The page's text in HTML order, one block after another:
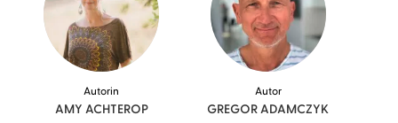
Autorin
AMY ACHTEROP
Autor
GREGORADAMCZYK